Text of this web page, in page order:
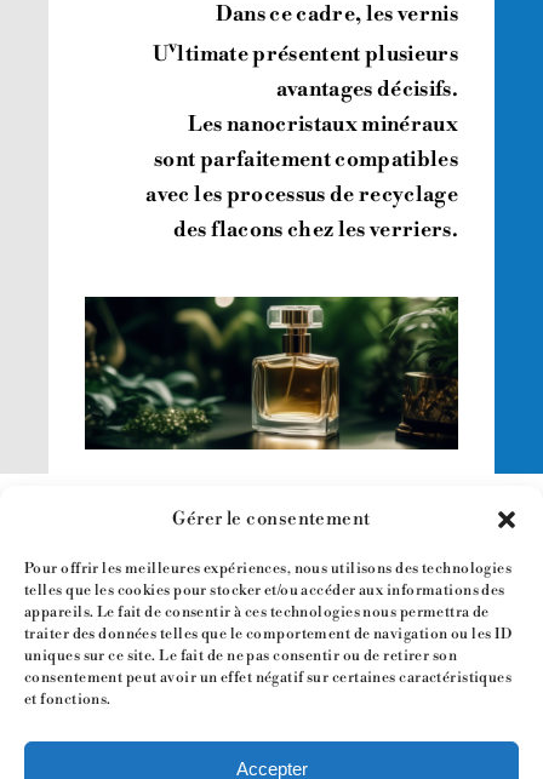
Gérer le consentement
Pour offrir les meilleures expériences, nous utilisons des technologies
telles que les cookies pour stocker et/ou accéder aux informations des
appareils. Le fait de consentir à ces technologies nous permettra de
traiter des données telles que le comportement de navigation ou les ID
uniques sur ce site. Le fait de ne pas consentir ou de retirer son
consentement peut avoir un effet négatif sur certaines caractéristiques
et fonctions.
Accepter
Dans ce cadre, les vernis
Uvltimate présentent plusieurs
avantages décisifs.
Les nanocristaux minéraux
sont parfaitement compatibles
avec les processus de recyclage
des flacons chez les verriers.
Mentions légales
Politique de confidentialité
Gestion des cookies